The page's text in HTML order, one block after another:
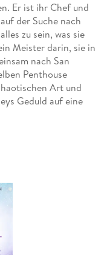
Er ist ihr Chef und
der Suche nach
zu sein, was sie
Meister darin, sie in
nach San
Penthouse
Art und
Geduld auf eine